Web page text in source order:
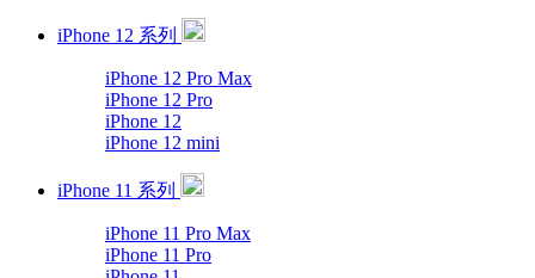
iPhone 12 系列
iPhone 12 Pro Max
iPhone 12 Pro
iPhone 12
iPhone 12 mini
iPhone 11 系列
iPhone 11 Pro Max
iPhone 11 Pro